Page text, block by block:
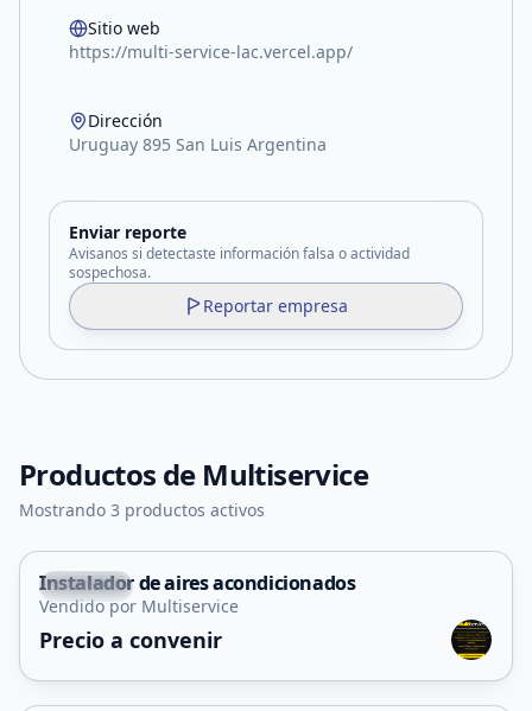
Sitio web
https://multi-service-lac.vercel.app/
Dirección
Uruguay 895 San Luis Argentina
Enviar reporte
Avisanos si detectaste información falsa o actividad
sospechosa.
Reportar empresa
Productos de Multiservice
Mostrando 3 productos activos
Capital
Servicio
Instalador de aires acondicionados
Vendido por Multiservice
Precio a convenir